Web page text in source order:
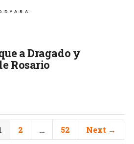
Y A.R.A.
a Dragado y
Rosario
2 … 52 Next →